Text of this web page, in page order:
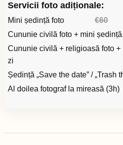
Servicii foto adiționale:
Mini ședință foto €60
Cununie civilă foto + mini
Cununie civilă + religioasă foto +
zi
Ședință „Save the date” / „Trash
Al doilea fotograf la mireasă (3h)